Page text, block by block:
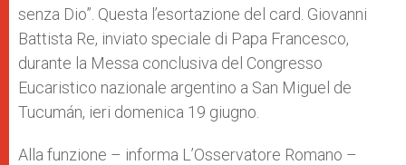
senza Dio”. Questa l’esortazione del card. Giovanni
Battista Re, inviato speciale di Papa Francesco,
durante la Messa conclusiva del Congresso
Eucaristico nazionale argentino a San Miguel de
Tucumán, ieri domenica 19 giugno.
Alla funzione – informa L’Osservatore Romano –